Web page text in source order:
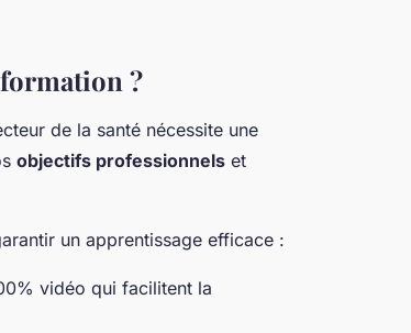
?
de la santé nécessite une
objectifs professionnels et
un apprentissage efficace :
vidéo qui facilitent la